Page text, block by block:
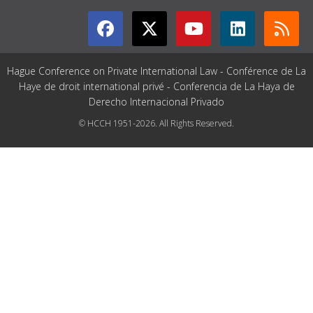
Hague Conference on Private International Law - Conférence de La
Haye de droit international privé - Conferencia de La Haya de
Derecho Internacional Privado
© HCCH 1951-2026. All Rights Reserved.